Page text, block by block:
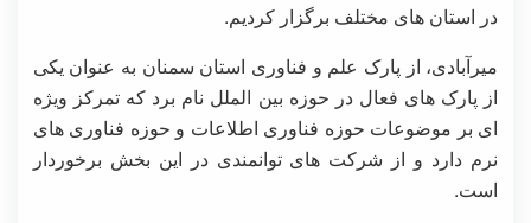
در استان های مختلف برگزار کردیم.
میرآبادی، از پارک علم و فناوری استان سمنان به عنوان یکی
از پارک های فعال در حوزه بین الملل نام برد که تمرکز ویژه
ای بر موضوعات حوزه فناوری اطلاعات و حوزه فناوری های
نرم دارد و از شرکت های توانمندی در این بخش برخوردار
است.